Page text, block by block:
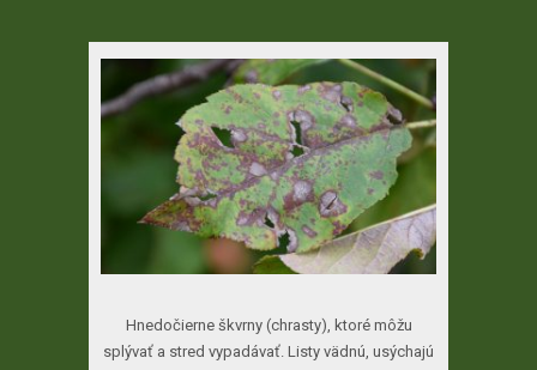
Hnedočierne škvrny (chrasty), ktoré môžu
splývať a stred vypadávať. Listy vädnú, usýchajú